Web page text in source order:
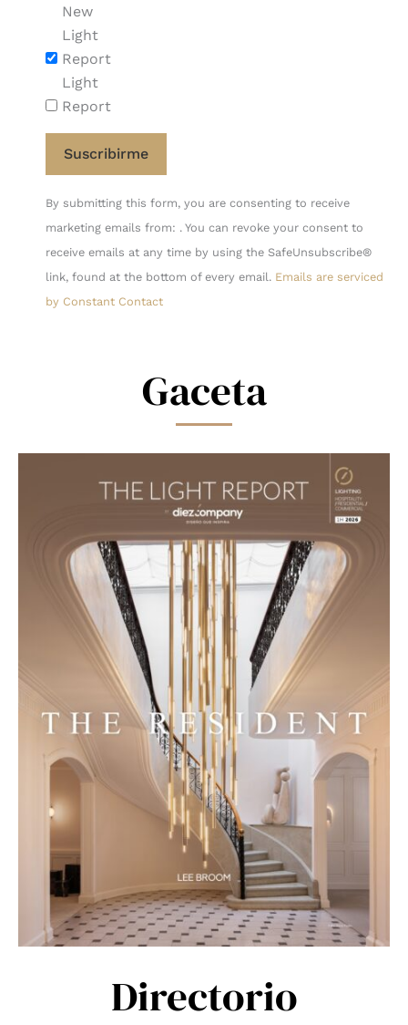
New
Light
Report
Light
Report
Constant
Contact
Use.
Please
leave
By submitting this form, you are consenting to receive
marketing emails from: . You can revoke your consent to
receive emails at any time by using the SafeUnsubscribe®
link, found at the bottom of every email. Emails are serviced
by Constant Contact
Gaceta
Directorio